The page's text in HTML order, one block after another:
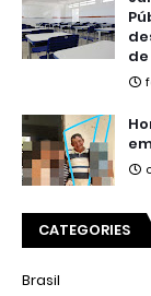
CATEGORIES
Brasil